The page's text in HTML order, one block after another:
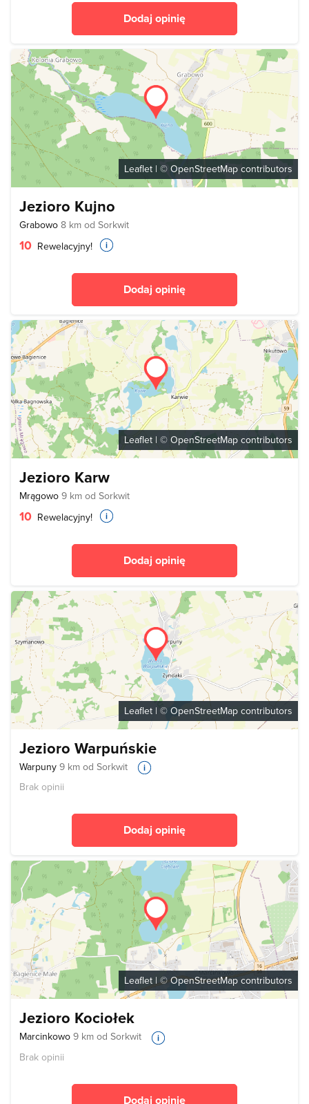
Dodaj opinię
Leaflet | © OpenStreetMap contributors
Jezioro Kujno
Grabowo 8 km od Sorkwit
10 Rewelacyjny!
Dodaj opinię
Leaflet | © OpenStreetMap contributors
Jezioro Karw
Mrągowo 9 km od Sorkwit
10 Rewelacyjny!
Dodaj opinię
Leaflet | © OpenStreetMap contributors
Jezioro Warpuńskie
Warpuny 9 km od Sorkwit
Brak opinii
Dodaj opinię
Leaflet | © OpenStreetMap contributors
Jezioro Kociołek
Marcinkowo 9 km od Sorkwit
Brak opinii
Dodaj opinię